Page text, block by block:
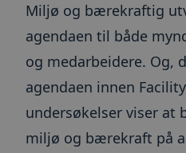
Miljø og bærekraftig
agendaen til både
og medarbeidere. Og,
agendaen innen
undersøkelser viser at
miljø og bærekraft på